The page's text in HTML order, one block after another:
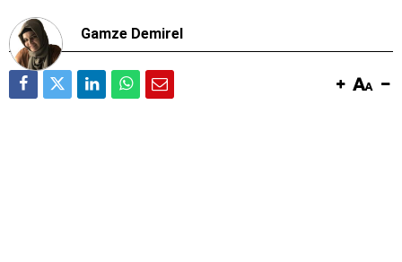
Gamze Demirel